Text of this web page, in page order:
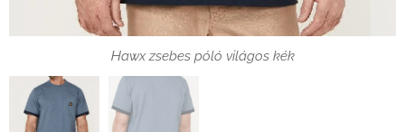
Hawx zsebes póló világos kék